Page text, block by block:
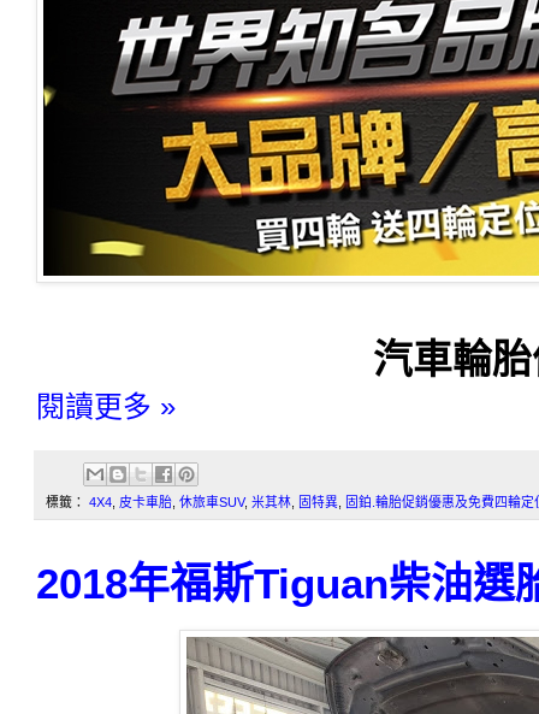
汽車輪
閱讀更多 »
標籤： 4X4 皮卡車胎 休旅車SUV, 米其林 固特異 固鉑.輪胎促銷優惠及免費四輪定
2018年福斯Tiguan柴油選